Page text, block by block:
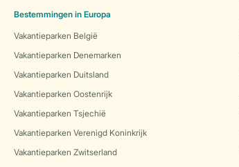
Bestemmingen in Europa
Vakantieparken België
Vakantieparken Denemarken
Vakantieparken Duitsland
Vakantieparken Oostenrijk
Vakantieparken Tsjechië
Vakantieparken Verenigd Koninkrijk
Vakantieparken Zwitserland